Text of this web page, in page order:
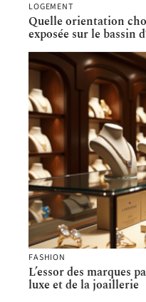
LOGEMENT
Quelle orientation
exposée sur le bassin
FASHION
L’essor des marques
luxe et de la joaillerie